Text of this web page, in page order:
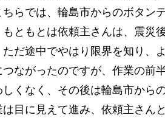
らでは、輪島市からのボタン
もともとは依頼主さんは、震災
だ途中でやはり限界を知り、
ながったのですが、作業の前
くなく、その後は輪島市から
目に見えて進み、依頼主さん